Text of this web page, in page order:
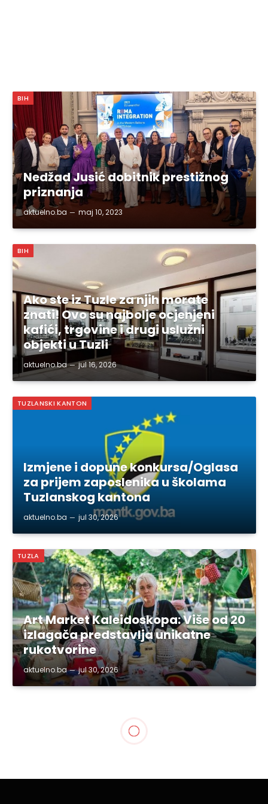
BIH
Nedžad Jusić dobitnik prestižnog
priznanja
aktuelno.ba maj 10, 2023
BIH
Ako ste iz Tuzle za njih morate
znati! Ovo su najbolje ocjenjeni
kafići, trgovine i drugi uslužni
objekti u Tuzli
aktuelno.ba jul 16, 2026
TUZLANSKI KANTON
Izmjene i dopune konkursa/Oglasa
za prijem zaposlenika u školama
Tuzlanskog kantona
aktuelno.ba jul 30, 2026
TUZLA
Art Market Kaleidoskopa: Više od 20
izlagača predstavlja unikatne
rukotvorine
aktuelno.ba jul 30, 2026